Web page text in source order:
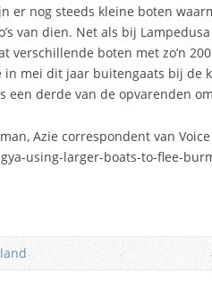
er nog steeds kleine boten
van dien. Net als bij
boten met zo’n 200
in mei dit jaar buitengaats bij de
een derde van de opvarenden
Azie correspondent van
using-larger-boats-to-flee-